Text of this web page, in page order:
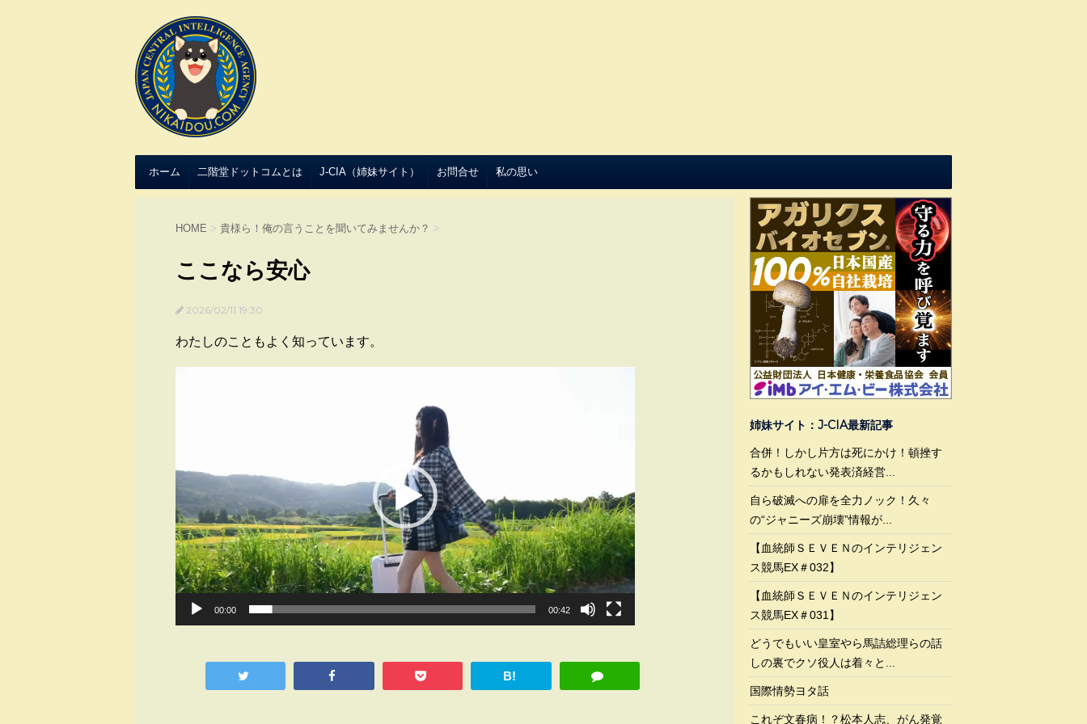
ホーム 二階堂ドットコムとは J-CIA（姉妹サイト） お問合せ 私の思い
HOME > 貴様ら！俺の言うことを聞いてみませんか？ >
ここなら安心
2026/02/11 19:30
わたしのこともよく知っています。
ー
00:00 00:42
B!
姉妹サイト：J-CIA最新記事
合併！しかし片方は死にかけ！頓挫す
るかもしれない発表済経営...
自ら破滅への扉を全力ノック！久々
の“ジャニーズ崩壊”情報が...
【血統師ＳＥＶＥＮのインテリジェン
ス競馬EX＃032】
【血統師ＳＥＶＥＮのインテリジェン
ス競馬EX＃031】
どうでもいい皇室やら馬詰総理らの話
しの裏でクソ役人は着々と...
国際情勢ヨタ話
これぞ文春病！？松本人志、がん発覚